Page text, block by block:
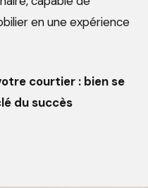
en une expérience
courtier : bien se
du succès